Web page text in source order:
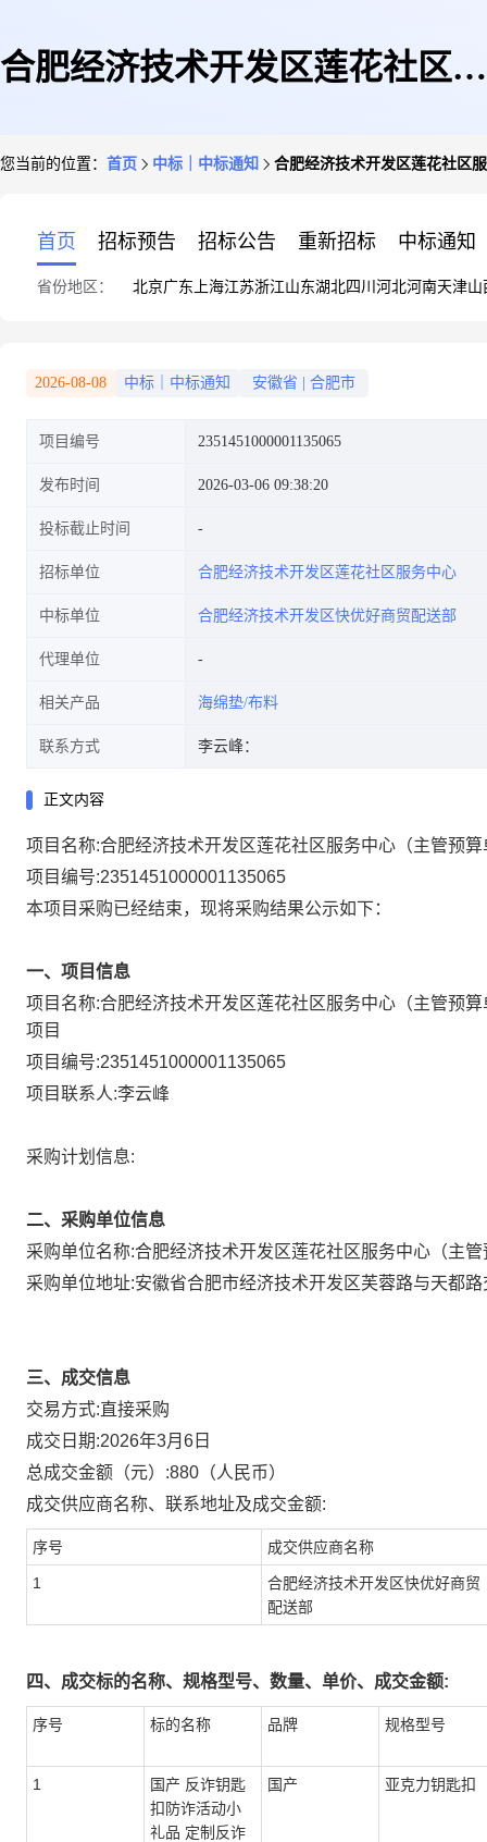
合肥经济技术开发区莲花社区服
市采购项目成交公告
您当前的位置： 首页 中标｜中标通知 合肥经济技术开发区莲花社区
首页 招标预告 招标公告 重新招标 中标通知
省份地区： 北京广东 上海江苏浙江山东湖北四川 河北河南天津山
2026-08-08 中标｜中标通知 安徽省 合肥市
项目编号 2351451000001135065
发布时间 2026-03-06 09:38:20
投标截止时间
招标单位 合肥经济技术开发区莲花社区服务中心
中标单位 合肥经济技术开发区快优好商贸配送部
代理单位
相关产品 海绵垫/布料
联系方式 李云峰：
正文内容
项目名称:合肥经济技术开发区莲花社区服务中心（主管预
项目编号:2351451000001135065
本项目采购已经结束，现将采购结果公示如下：
一、项目信息
项目名称:合肥经济技术开发区莲花社区服务中心（主管预
项目
项目编号:2351451000001135065
项目联系人:李云峰
采购计划信息:
二、采购单位信息
采购单位名称:合肥经济技术开发区莲花社区服务中心（主
采购单位地址:安徽省合肥市经济技术开发区芙蓉路与天都路
三、成交信息
交易方式:直接采购
成交日期:2026年3月6日
总成交金额（元）:880 （人民币）
成交供应商名称、联系地址及成交金额:
序号 成交供应商名称
1
合肥经济技术开发区快优好商贸
配送部
四、成交标的名称、规格型号、数量、单价、成交金额:
序号 标的名称 品牌 规格型号
1
国产 反诈钥匙
扣防诈活动小
礼品 定制反诈
国产 亚克力钥匙扣